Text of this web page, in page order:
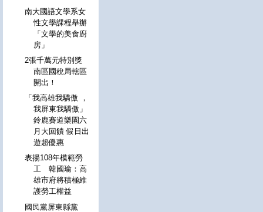
南大國語文學系女
性文學課程舉辦
「文學的美食廚
房」
2張千萬元特別獎
南區國稅局轄區
開出！
「我高雄我驕傲 ，
我屏東我驕傲」
鈴鹿賽道樂園六
月大回饋 假日出
遊超優惠
表揚108年模範勞
工 韓國瑜：高
雄市府將積極維
護勞工權益
國民黨屏東縣黨